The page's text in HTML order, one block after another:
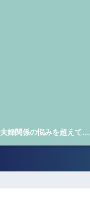
夫婦関係の悩みを超えて…